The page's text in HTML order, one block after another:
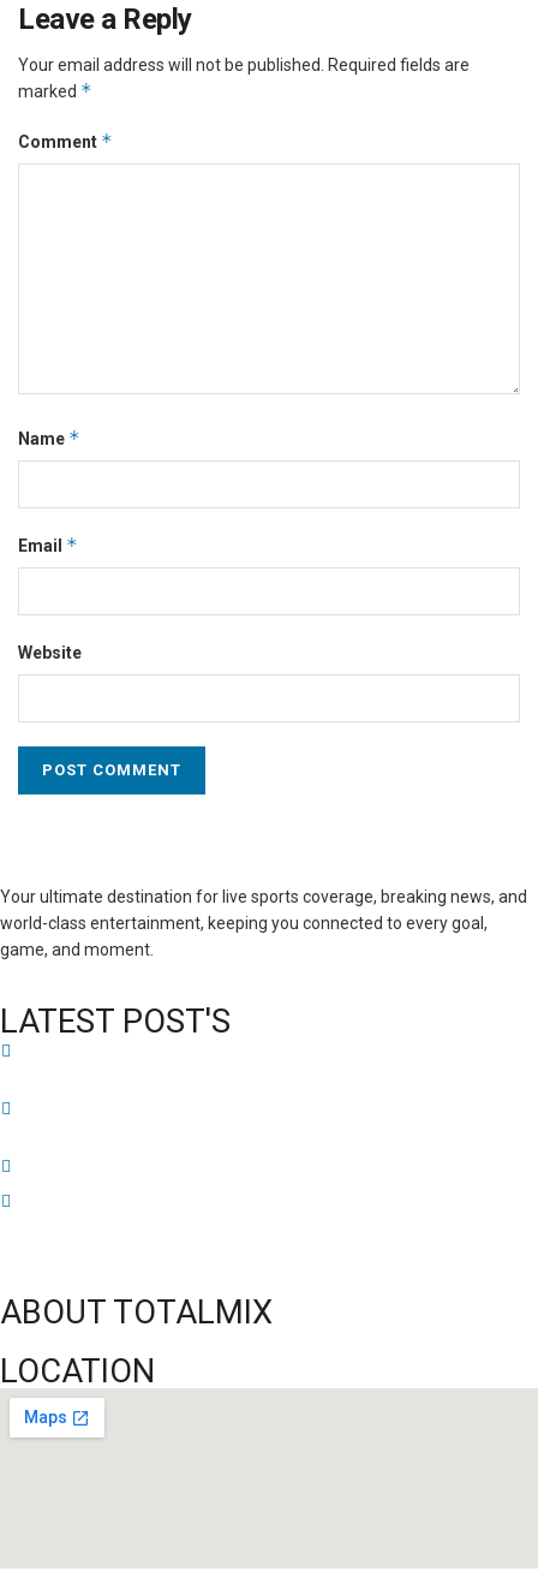
Leave a Reply
Your email address will not be published. Required fields are
marked *
Comment *
Name *
Email *
Website
Your ultimate destination for live sports coverage, breaking news, and
world-class entertainment, keeping you connected to every goal,
game, and moment.
LATEST POST'S
ABOUT TOTALMIX
LOCATION